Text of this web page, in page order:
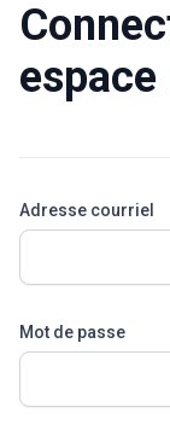
Adresse courriel
Mot de passe